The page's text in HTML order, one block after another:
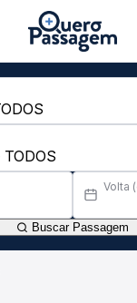
Volta
Buscar Passagem